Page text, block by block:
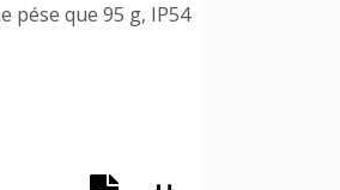
pése que 95 g, IP54